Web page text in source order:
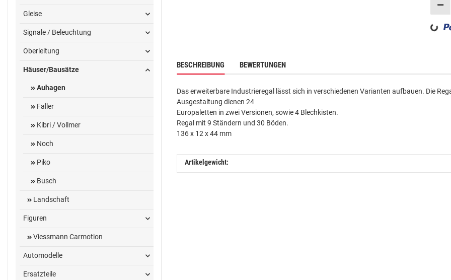
Loading...
BESCHREIBUNG BEWERTUNGEN
Das erweiterbare Industrieregal lässt sich in verschiedenen Varianten aufbauen. Die
Ausgestaltung dienen 24
Europaletten in zwei Versionen, sowie 4 Blechkisten.
Regal mit 9 Ständern und 30 Böden.
136 x 12 x 44 mm
Artikelgewicht:
Gleise
Signale / Beleuchtung
Oberleitung
Häuser/Bausätze
Auhagen
Faller
Kibri / Vollmer
Noch
Piko
Busch
Landschaft
Figuren
Viessmann Carmotion
Automodelle
Ersatzteile